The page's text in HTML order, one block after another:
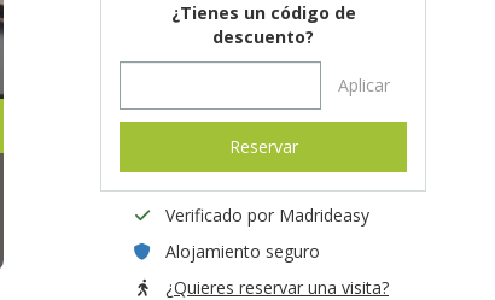
¿Tienes un código de
descuento?
Aplicar
Reservar
Verificado por Madrideasy
Alojamiento seguro
¿Quieres reservar una visita?